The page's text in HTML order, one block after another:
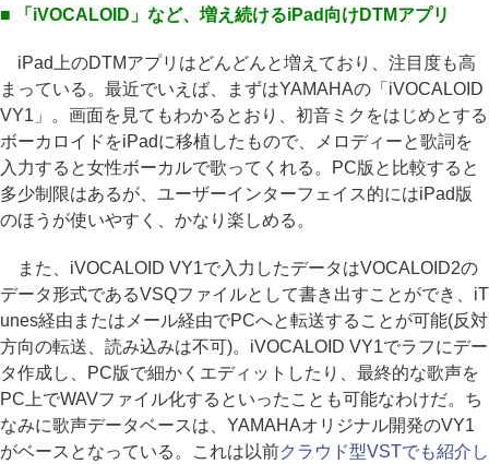
■ 「iVOCALOID」など、増え続けるiPad向けDTMアプリ
iPad上のDTMアプリはどんどんと増えており、注目度も高
まっている。最近でいえば、まずはYAMAHAの「iVOCALOID
VY1」。画面を見てもわかるとおり、初音ミクをはじめとする
ボーカロイドをiPadに移植したもので、メロディーと歌詞を
入力すると女性ボーカルで歌ってくれる。PC版と比較すると
多少制限はあるが、ユーザーインターフェイス的にはiPad版
のほうが使いやすく、かなり楽しめる。
また、iVOCALOID VY1で入力したデータはVOCALOID2の
データ形式であるVSQファイルとして書き出すことができ、iT
unes経由またはメール経由でPCへと転送することが可能(反対
方向の転送、読み込みは不可)。iVOCALOID VY1でラフにデー
タ作成し、PC版で細かくエディットしたり、最終的な歌声を
PC上でWAVファイル化するといったことも可能なわけだ。ち
なみに歌声データベースは、YAMAHAオリジナル開発のVY1
がベースとなっている。これは以前クラウド型VSTでも紹介し